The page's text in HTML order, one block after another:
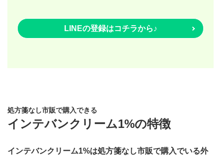
LINEの登録はコチラから♪
処方箋なし市販で購入できる
インテバンクリーム1%の特徴
インテバンクリーム1%は処方箋なし市販で購入でいる外